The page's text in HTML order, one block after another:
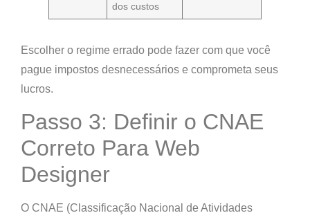
dos custos
Escolher o regime errado pode fazer com que você
pague impostos desnecessários e comprometa seus
lucros.
Passo 3: Definir o CNAE
Correto Para Web
Designer
O CNAE (Classificação Nacional de Atividades